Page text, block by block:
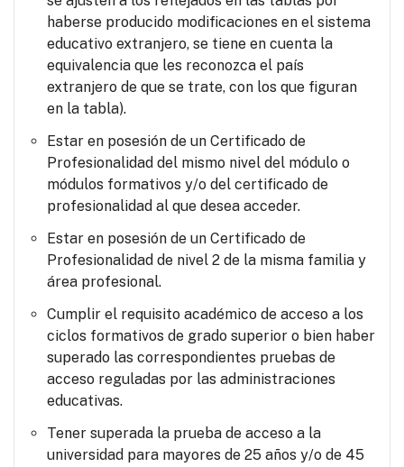
haberse producido modificaciones en el sistema
educativo extranjero, se tiene en cuenta la
equivalencia que les reconozca el país
extranjero de que se trate, con los que figuran
en la tabla).
Estar en posesión de un Certificado de
Profesionalidad del mismo nivel del módulo o
módulos formativos y/o del certificado de
profesionalidad al que desea acceder.
Estar en posesión de un Certificado de
Profesionalidad de nivel 2 de la misma familia y
área profesional.
Cumplir el requisito académico de acceso a los
ciclos formativos de grado superior o bien haber
superado las correspondientes pruebas de
acceso reguladas por las administraciones
educativas.
Tener superada la prueba de acceso a la
universidad para mayores de 25 años y/o de 45